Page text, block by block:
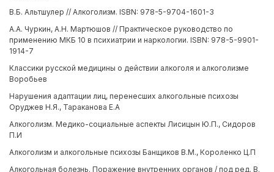
В.Б. Альтшулер // Алкоголизм. ISBN: 978-5-9704-1601-3
А.А. Чуркин, А.Н. Мартюшов // Практическое руководство по
применению МКБ 10 в психиатрии и наркологии. ISBN: 978-5-9901-
1914-7
Классики русской медицины о действии алкоголя и алкоголизме
Воробьев
Нарушения адаптации лиц, перенесших алкогольные психозы
Оруджев Н.Я., Тараканова Е.А
Алкоголизм. Медико-социальные аспекты Лисицын Ю.П., Сидоров
П.И
Алкоголизм и алкогольные психозы Банщиков В.М., Короленко Ц.П
Алкогольная болезнь. Поражение внутренних органов / под ред. В.